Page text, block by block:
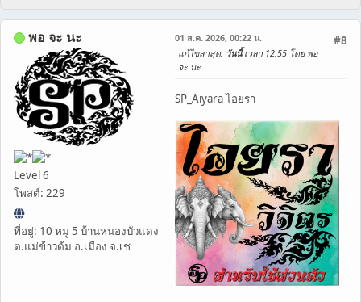
พอ จะ นะ
Level 6
โพสต์: 229
ที่อยู่: 10 หมู่ 5 บ้านหนองบัวแดง
ต.แม่ข้าวต้ม อ.เมือง จ.เช
#8
01 ส.ค. 2026, 00:22 น.
แก้ไขล่าสุด: วันนี้เวลา 12:55 โดย พอ
จะ นะ
SP_Aiyara ไอยรา